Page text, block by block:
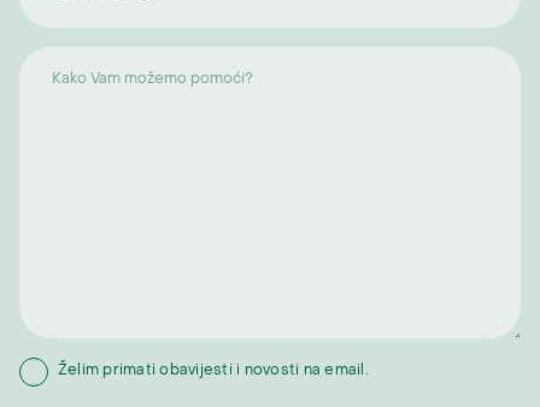
Želim primati obavijesti i novosti na email.